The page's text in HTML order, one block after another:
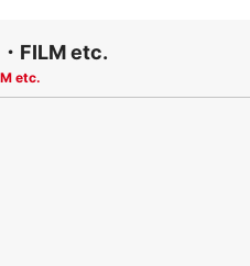
FILM etc.
etc.